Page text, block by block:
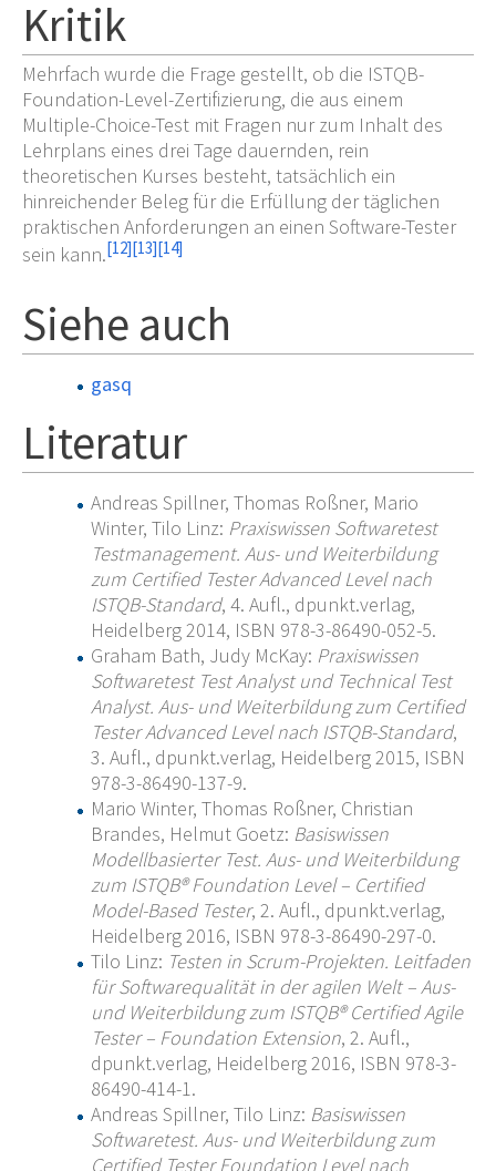
Kritik
Mehrfach wurde die Frage gestellt, ob die ISTQB-
Foundation-Level-Zertifizierung, die aus einem
Multiple-Choice-Test mit Fragen nur zum Inhalt des
Lehrplans eines drei Tage dauernden, rein
theoretischen Kurses besteht, tatsächlich ein
hinreichender Beleg für die Erfüllung der täglichen
praktischen Anforderungen an einen Software-Tester
sein kann.[12][13][14]
Siehe auch
gasq
Literatur
Andreas Spillner, Thomas Roßner, Mario
Winter, Tilo Linz: Praxiswissen Softwaretest
Testmanagement. Aus- und Weiterbildung
zum Certified Tester Advanced Level nach
ISTQB-Standard, 4. Aufl., dpunkt.verlag,
Heidelberg 2014, ISBN 978-3-86490-052-5.
Graham Bath, Judy McKay: Praxiswissen
Softwaretest Test Analyst und Technical Test
Analyst. Aus- und Weiterbildung zum Certified
Tester Advanced Level nach ISTQB-Standard,
3. Aufl., dpunkt.verlag, Heidelberg 2015, ISBN
978-3-86490-137-9.
Mario Winter, Thomas Roßner, Christian
Brandes, Helmut Goetz: Basiswissen
Modellbasierter Test. Aus- und Weiterbildung
zum ISTQB® Foundation Level – Certified
Model-Based Tester, 2. Aufl., dpunkt.verlag,
Heidelberg 2016, ISBN 978-3-86490-297-0.
Tilo Linz: Testen in Scrum-Projekten. Leitfaden
für Softwarequalität in der agilen Welt – Aus-
und Weiterbildung zum ISTQB® Certified Agile
Tester – Foundation Extension, 2. Aufl.,
dpunkt.verlag, Heidelberg 2016, ISBN 978-3-
86490-414-1.
Andreas Spillner, Tilo Linz: Basiswissen
Softwaretest. Aus- und Weiterbildung zum
Certified Tester Foundation Level nach